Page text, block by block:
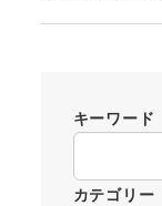
キーワード
カテゴリー